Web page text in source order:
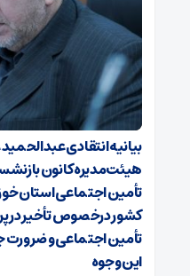
بیانیه انتقادی
هیئت‌مدیره کانون
تأمین اجتماعی استان
کشور درخصوص تأخیر در
تأمین اجتماعی و ضرورت
این وجوه